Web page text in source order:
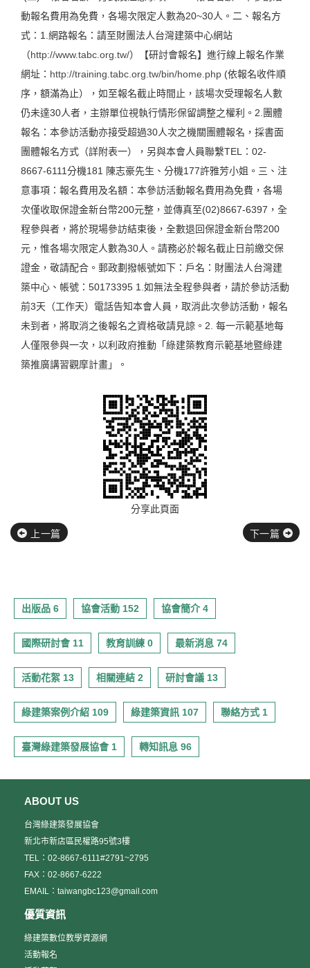
動報名費用為免費，各場次限定人數為20~30人。二、報名方
式：1.網路報名：請至財團法人台灣建築中心網站
（http://www.tabc.org.tw/）【研討會報名】進行線上報名作業
網址： http://training.tabc.org.tw/bin/home.php (依報名收件順
序，額滿為止），如至報名截止時間止，該場次受理報名人數
仍未達30人者，主辦單位視執行情形保留調整之權利。2.團體
報名：本參訪活動亦接受超過30人次之機關團體報名，採書面
團體報名方式（詳附表一），另與本會人員聯繫TEL：02-
8667-6111分機181 陳志豪先生、分機177許雅芳小姐。三、注
意事項：報名費用及名額：本參訪活動報名費用為免費，各場
次僅收取保證金新台幣200元整，並傳真至(02)8667-6397，全
程參與者，將於現場參訪結束後，全數退回保證金新台幣200
元，惟各場次限定人數為30人。請務必於報名截止日前繳交保
證金，敬請配合。郵政劃撥帳號如下：戶名：財團法人台灣建
築中心、帳號：50173395 1.如無法全程參與者，請於參訪活動
前3天（工作天）電話告知本會人員，取消此次參訪活動，報名
未到者，將取消之後報名之資格敬請見諒。2. 每一示範基地每
人僅限參與一次，以利政府推動「綠建築教育示範基地暨綠建
築推廣講習觀摩計畫」。
分享此頁面
上一篇 下一篇
出版品 6 協會活動 152 協會簡介 4
國際研討會 11 教育訓練 0 最新消息 74
活動花絮 13 相關連結 2 研討會議 13
綠建築案例介紹 109 綠建築資訊 107 聯絡方式 1
臺灣綠建築發展協會 1 轉知訊息 96
ABOUT US
台灣綠建築發展協會
新北市新店區民權路95號3樓
TEL：02-8667-6111#2791~2795
FAX：02-8667-6222
EMAIL：taiwangbc123@gmail.com
優質資訊
綠建築數位教學資源網
活動報名